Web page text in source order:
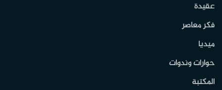
عقيدة
فكر معاصر
ميديا
حوارات وندوات
المكتبة